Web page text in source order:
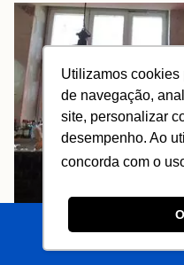
Utilizamos cookies
de navegação,
site, personalizar
desempenho. Ao
concorda com o
INTRO
Você é recebido com
importada da Tailândia